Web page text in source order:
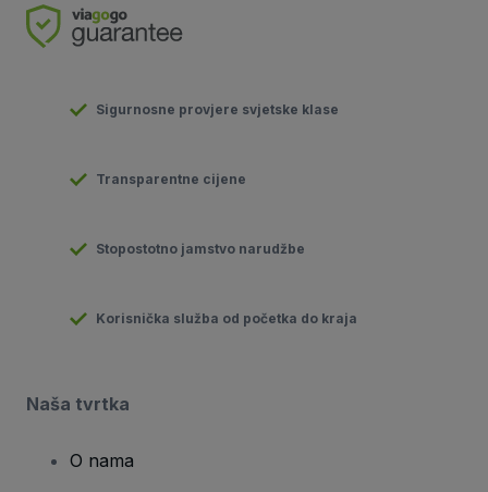
Sigurnosne provjere svjetske klase
Transparentne cijene
Stopostotno jamstvo narudžbe
Korisnička služba od početka do kraja
Naša tvrtka
O nama